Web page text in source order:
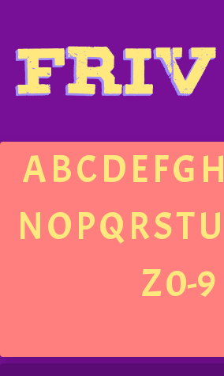
ABCDEFGH
NOPQRSTU
Z0-9